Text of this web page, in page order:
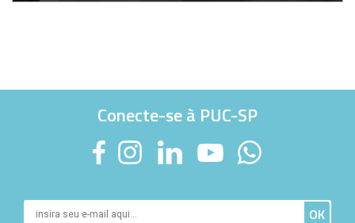
Conecte-se à PUC-SP